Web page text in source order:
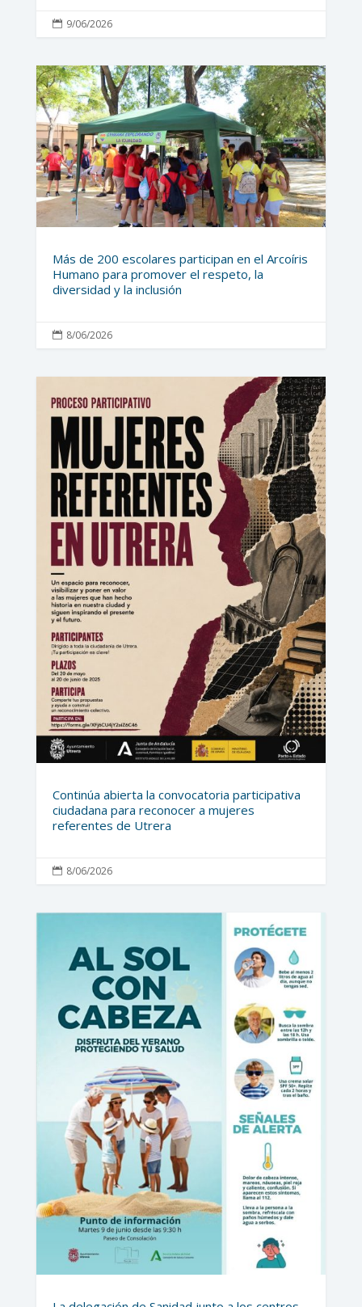
 9/06/2026
Más de 200 escolares participan en el Arcoíris
Humano para promover el respeto, la
diversidad y la inclusión
 8/06/2026
Continúa abierta la convocatoria participativa
ciudadana para reconocer a mujeres
referentes de Utrera
 8/06/2026